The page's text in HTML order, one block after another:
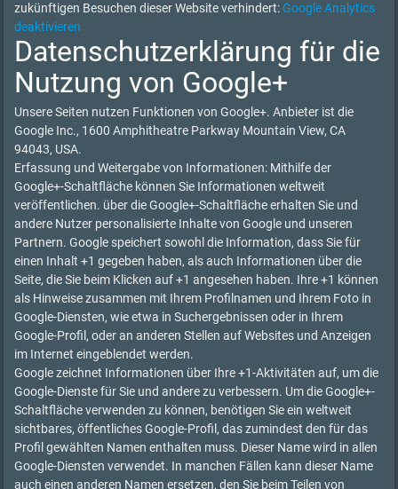
zukünftigen Besuchen dieser Website verhindert: Google Analytics
deaktivieren
Datenschutzerklärung für die
Nutzung von Google+
Unsere Seiten nutzen Funktionen von Google+. Anbieter ist die
Google Inc., 1600 Amphitheatre Parkway Mountain View, CA
94043, USA.
Erfassung und Weitergabe von Informationen: Mithilfe der
Google+-Schaltfläche können Sie Informationen weltweit
veröffentlichen. über die Google+-Schaltfläche erhalten Sie und
andere Nutzer personalisierte Inhalte von Google und unseren
Partnern. Google speichert sowohl die Information, dass Sie für
einen Inhalt +1 gegeben haben, als auch Informationen über die
Seite, die Sie beim Klicken auf +1 angesehen haben. Ihre +1 können
als Hinweise zusammen mit Ihrem Profilnamen und Ihrem Foto in
Google-Diensten, wie etwa in Suchergebnissen oder in Ihrem
Google-Profil, oder an anderen Stellen auf Websites und Anzeigen
im Internet eingeblendet werden.
Google zeichnet Informationen über Ihre +1-Aktivitäten auf, um die
Google-Dienste für Sie und andere zu verbessern. Um die Google+-
Schaltfläche verwenden zu können, benötigen Sie ein weltweit
sichtbares, öffentliches Google-Profil, das zumindest den für das
Profil gewählten Namen enthalten muss. Dieser Name wird in allen
Google-Diensten verwendet. In manchen Fällen kann dieser Name
auch einen anderen Namen ersetzen, den Sie beim Teilen von